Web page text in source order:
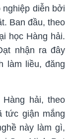
diễn bởi
Ban đầu, theo
học Hàng hải.
nhận ra đây
làm liều, đăng
hải, theo
tức giận mắng
này làm gì,